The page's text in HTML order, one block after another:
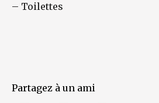
– Toilettes
Partagez à un ami